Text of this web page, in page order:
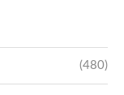
(480)